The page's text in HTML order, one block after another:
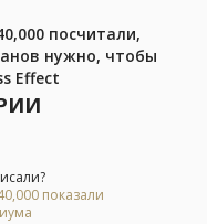
посчитали,
нужно, чтобы
Effect
показали